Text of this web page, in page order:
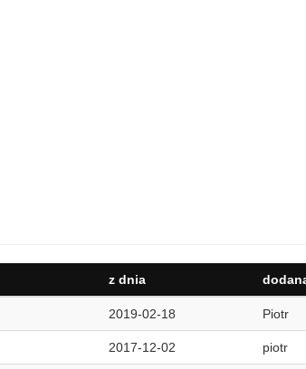
z dnia
2019-02-18 Piotr
2017-12-02 piotr